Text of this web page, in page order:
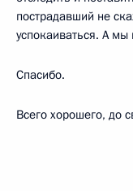
пострадавший не
успокаиваться. А
Спасибо.
Всего хорошего, до